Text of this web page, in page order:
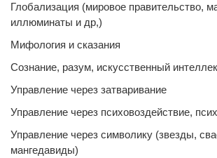
Глобализация (мировое правительство,
иллюминаты и др,)
Мифология и сказания
Сознание, разум, искусственный
Управление через затваривание
Управление через психовоздействие,
Управление через символику (звезды,
мангедавиды)